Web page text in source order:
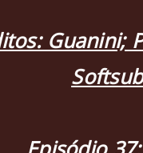
Guanini;